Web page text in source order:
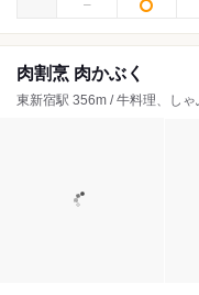
肉割烹 肉かぶく
東新宿駅 356m / 牛料理、し